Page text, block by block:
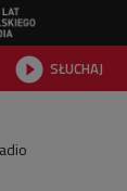
 SŁUCHAJ